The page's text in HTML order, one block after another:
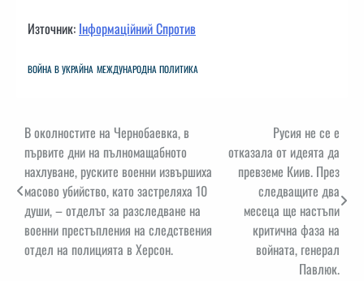
Източник: Інформаційний Спротив
ВОЙНА В УКРАЙНА МЕЖДУНАРОДНА ПОЛИТИКА
Навигация
В околностите на Чернобаевка, в
първите дни на пълномащабното
нахлуване, руските военни извършиха
масово убийство, като застреляха 10
души, – отделът за разследване на
военни престъпления на следствения
отдел на полицията в Херсон.
Русия не се е
отказала от идеята да
превземе Киив. През
следващите два
месеца ще настъпи
критична фаза на
войната, генерал
Павлюк.